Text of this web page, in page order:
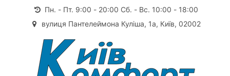
Пн. - Пт. 9:00 - 20:00 Сб. - Вс. 10:00 - 18:00
вулиця Пантелеймона Куліша, 1а, Київ, 02002